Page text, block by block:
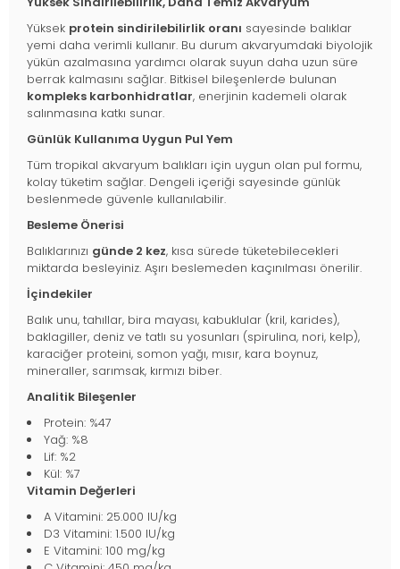
Yüksek protein sindirilebilirlik oranı sayesinde balıklar
yemi daha verimli kullanır. Bu durum akvaryumdaki biyolojik
yükün azalmasına yardımcı olarak suyun daha uzun süre
berrak kalmasını sağlar. Bitkisel bileşenlerde bulunan
kompleks karbonhidratlar, enerjinin kademeli olarak
salınmasına katkı sunar.
Günlük Kullanıma Uygun Pul Yem
Tüm tropikal akvaryum balıkları için uygun olan pul formu,
kolay tüketim sağlar. Dengeli içeriği sayesinde günlük
beslenmede güvenle kullanılabilir.
Besleme Önerisi
Balıklarınızı günde 2 kez, kısa sürede tüketebilecekleri
miktarda besleyiniz. Aşırı beslemeden kaçınılması önerilir.
İçindekiler
Balık unu, tahıllar, bira mayası, kabuklular (kril, karides),
baklagiller, deniz ve tatlı su yosunları (spirulina, nori, kelp),
karaciğer proteini, somon yağı, mısır, kara boynuz,
mineraller, sarımsak, kırmızı biber.
Analitik Bileşenler
Protein: %47
Yağ: %8
Lif: %2
Kül: %7
Vitamin Değerleri
A Vitamini: 25.000 IU/kg
D3 Vitamini: 1.500 IU/kg
E Vitamini: 100 mg/kg